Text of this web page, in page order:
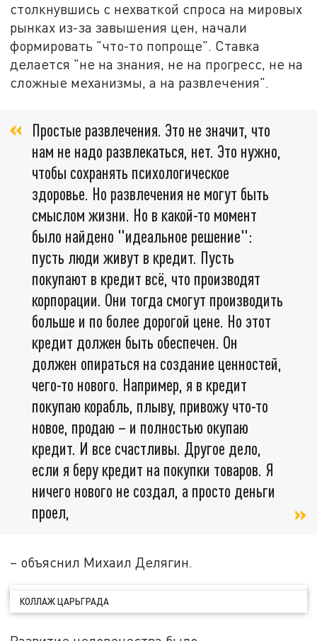
столкнувшись с нехваткой спроса на мировых
рынках из-за завышения цен, начали
формировать "что-то попроще". Ставка
делается "не на знания, не на прогресс, не на
сложные механизмы, а на развлечения".
Простые развлечения. Это не значит, что
нам не надо развлекаться, нет. Это нужно,
чтобы сохранять психологическое
здоровье. Но развлечения не могут быть
смыслом жизни. Но в какой-то момент
было найдено "идеальное решение":
пусть люди живут в кредит. Пусть
покупают в кредит всё, что производят
корпорации. Они тогда смогут производить
больше и по более дорогой цене. Но этот
кредит должен быть обеспечен. Он
должен опираться на создание ценностей,
чего-то нового. Например, я в кредит
покупаю корабль, плыву, привожу что-то
новое, продаю – и полностью окупаю
кредит. И все счастливы. Другое дело,
если я беру кредит на покупки товаров. Я
ничего нового не создал, а просто деньги
проел,
– объяснил Михаил Делягин.
КОЛЛАЖ ЦАРЬГРАДА